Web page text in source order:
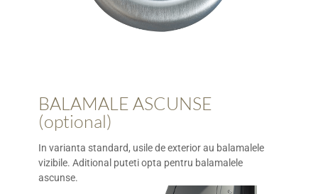
BALAMALE ASCUNSE
(optional)
In varianta standard, usile de exterior au balamalele
vizibile. Aditional puteti opta pentru balamalele
ascunse.